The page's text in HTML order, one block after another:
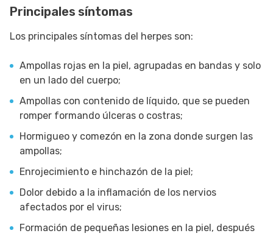
Principales síntomas
Los principales síntomas del herpes son:
Ampollas rojas en la piel, agrupadas en bandas y solo
en un lado del cuerpo;
Ampollas con contenido de líquido, que se pueden
romper formando úlceras o costras;
Hormigueo y comezón en la zona donde surgen las
ampollas;
Enrojecimiento e hinchazón de la piel;
Dolor debido a la inflamación de los nervios
afectados por el virus;
Formación de pequeñas lesiones en la piel, después